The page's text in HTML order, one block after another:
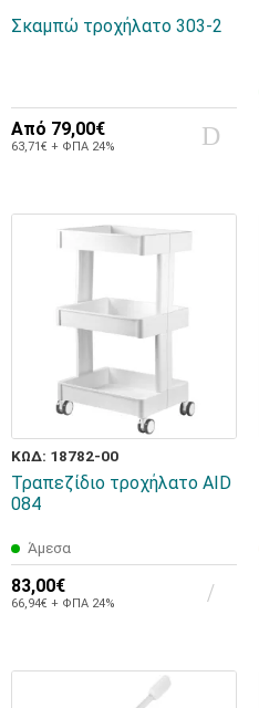
Σκαμπώ τροχήλατο 303-2
Από 79,00€
63,71€ + ΦΠΑ 24%
ΚΩΔ: 18782-00
Τραπεζίδιο τροχήλατο AID
084
Άμεσα
83,00€
66,94€ + ΦΠΑ 24%